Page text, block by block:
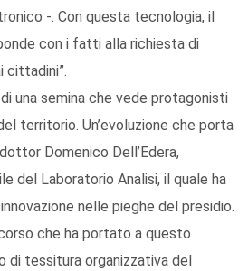
-. Con questa tecnologia, il
con i fatti alla richiesta di
cittadini”.
una semina che vede protagonisti
territorio. Un’evoluzione che porta
Domenico Dell’Edera,
del Laboratorio Analisi, il quale ha
nelle pieghe del presidio.
che ha portato a questo
di tessitura organizzativa del